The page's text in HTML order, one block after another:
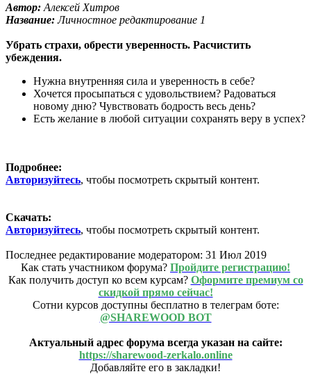
Автор: Алексей Хитров
Название:Личностное редактирование 1
Убрать страхи, обрести уверенность. Расчистить
убеждения.
Нужна внутренняя сила и уверенность в себе?
Хочется просыпаться с удовольствием? Радоваться
новому дню? Чувствовать бодрость весь день?
Есть желание в любой ситуации сохранять веру в успех?
Подробнее:
Авторизуйтесь, чтобы посмотреть скрытый контент.
Скачать:
Авторизуйтесь, чтобы посмотреть скрытый контент.
Последнее редактирование модератором: 31 Июл 2019
Как стать участником форума? Пройдите регистрацию!
Как получить доступ ко всем курсам? Оформите премиум со
скидкой прямо сейчас!
Сотни курсов доступны бесплатно в телеграм боте:
@SHAREWOOD BOT
Актуальный адрес форума всегда указан на сайте:
https://sharewood-zerkalo.online
Добавляйте его в закладки!